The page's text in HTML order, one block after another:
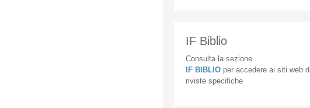
IF Biblio
Consulta la sezione
IF BIBLIO per accedere ai siti web
riviste specifiche